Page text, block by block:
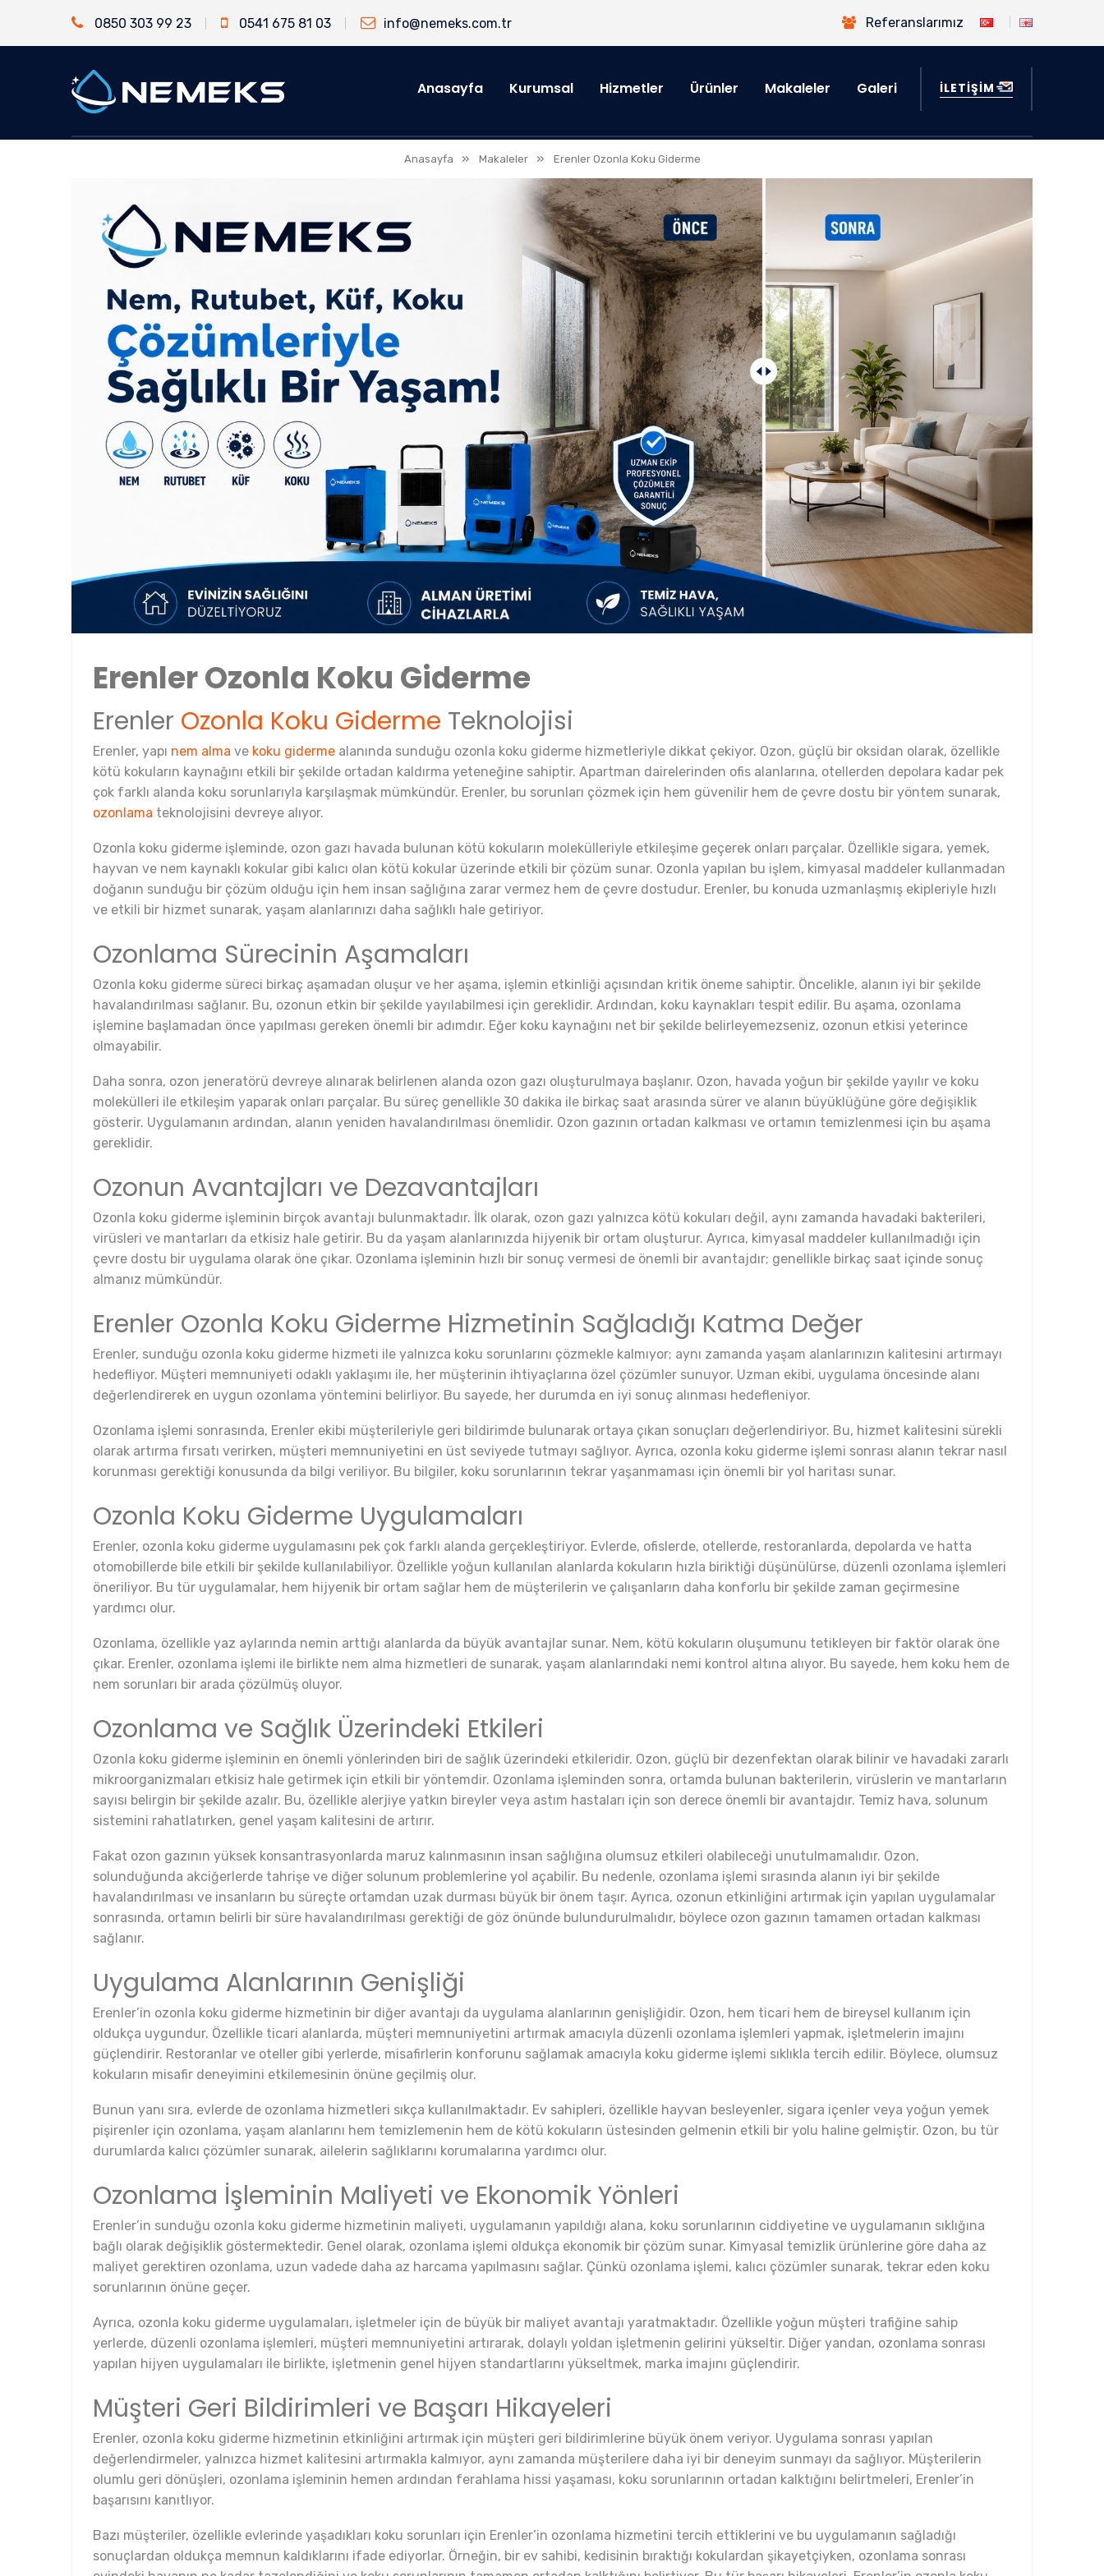
0850 303 99 23 0541 675 81 03 info@nemeks.com.tr Referanslarımız
Anasayfa Kurumsal Hizmetler Ürünler Makaleler Galeri İLETİŞİM
Anasayfa » Makaleler » Erenler Ozonla Koku Giderme
Erenler Ozonla Koku Giderme
Erenler Ozonla Koku Giderme Teknolojisi
Erenler, yapı nem alma ve koku giderme alanında sunduğu ozonla koku giderme hizmetleriyle dikkat çekiyor. Ozon, güçlü bir oksidan olarak, özellikle
kötü kokuların kaynağını etkili bir şekilde ortadan kaldırma yeteneğine sahiptir. Apartman dairelerinden ofis alanlarına, otellerden depolara kadar pek
çok farklı alanda koku sorunlarıyla karşılaşmak mümkündür. Erenler, bu sorunları çözmek için hem güvenilir hem de çevre dostu bir yöntem sunarak,
ozonlama teknolojisini devreye alıyor.
Ozonla koku giderme işleminde, ozon gazı havada bulunan kötü kokuların molekülleriyle etkileşime geçerek onları parçalar. Özellikle sigara, yemek,
hayvan ve nem kaynaklı kokular gibi kalıcı olan kötü kokular üzerinde etkili bir çözüm sunar. Ozonla yapılan bu işlem, kimyasal maddeler kullanmadan
doğanın sunduğu bir çözüm olduğu için hem insan sağlığına zarar vermez hem de çevre dostudur. Erenler, bu konuda uzmanlaşmış ekipleriyle hızlı
ve etkili bir hizmet sunarak, yaşam alanlarınızı daha sağlıklı hale getiriyor.
Ozonlama Sürecinin Aşamaları
Ozonla koku giderme süreci birkaç aşamadan oluşur ve her aşama, işlemin etkinliği açısından kritik öneme sahiptir. Öncelikle, alanın iyi bir şekilde
havalandırılması sağlanır. Bu, ozonun etkin bir şekilde yayılabilmesi için gereklidir. Ardından, koku kaynakları tespit edilir. Bu aşama, ozonlama
işlemine başlamadan önce yapılması gereken önemli bir adımdır. Eğer koku kaynağını net bir şekilde belirleyemezseniz, ozonun etkisi yeterince
olmayabilir.
Daha sonra, ozon jeneratörü devreye alınarak belirlenen alanda ozon gazı oluşturulmaya başlanır. Ozon, havada yoğun bir şekilde yayılır ve koku
molekülleri ile etkileşim yaparak onları parçalar. Bu süreç genellikle 30 dakika ile birkaç saat arasında sürer ve alanın büyüklüğüne göre değişiklik
gösterir. Uygulamanın ardından, alanın yeniden havalandırılması önemlidir. Ozon gazının ortadan kalkması ve ortamın temizlenmesi için bu aşama
gereklidir.
Ozonun Avantajları ve Dezavantajları
Ozonla koku giderme işleminin birçok avantajı bulunmaktadır. İlk olarak, ozon gazı yalnızca kötü kokuları değil, aynı zamanda havadaki bakterileri,
virüsleri ve mantarları da etkisiz hale getirir. Bu da yaşam alanlarınızda hijyenik bir ortam oluşturur. Ayrıca, kimyasal maddeler kullanılmadığı için
çevre dostu bir uygulama olarak öne çıkar. Ozonlama işleminin hızlı bir sonuç vermesi de önemli bir avantajdır; genellikle birkaç saat içinde sonuç
almanız mümkündür.
Erenler Ozonla Koku Giderme Hizmetinin Sağladığı Katma Değer
Erenler, sunduğu ozonla koku giderme hizmeti ile yalnızca koku sorunlarını çözmekle kalmıyor; aynı zamanda yaşam alanlarınızın kalitesini artırmayı
hedefliyor. Müşteri memnuniyeti odaklı yaklaşımı ile, her müşterinin ihtiyaçlarına özel çözümler sunuyor. Uzman ekibi, uygulama öncesinde alanı
değerlendirerek en uygun ozonlama yöntemini belirliyor. Bu sayede, her durumda en iyi sonuç alınması hedefleniyor.
Ozonlama işlemi sonrasında, Erenler ekibi müşterileriyle geri bildirimde bulunarak ortaya çıkan sonuçları değerlendiriyor. Bu, hizmet kalitesini sürekli
olarak artırma fırsatı verirken, müşteri memnuniyetini en üst seviyede tutmayı sağlıyor. Ayrıca, ozonla koku giderme işlemi sonrası alanın tekrar nasıl
korunması gerektiği konusunda da bilgi veriliyor. Bu bilgiler, koku sorunlarının tekrar yaşanmaması için önemli bir yol haritası sunar.
Ozonla Koku Giderme Uygulamaları
Erenler, ozonla koku giderme uygulamasını pek çok farklı alanda gerçekleştiriyor. Evlerde, ofislerde, otellerde, restoranlarda, depolarda ve hatta
otomobillerde bile etkili bir şekilde kullanılabiliyor. Özellikle yoğun kullanılan alanlarda kokuların hızla biriktiği düşünülürse, düzenli ozonlama işlemleri
öneriliyor. Bu tür uygulamalar, hem hijyenik bir ortam sağlar hem de müşterilerin ve çalışanların daha konforlu bir şekilde zaman geçirmesine
yardımcı olur.
Ozonlama, özellikle yaz aylarında nemin arttığı alanlarda da büyük avantajlar sunar. Nem, kötü kokuların oluşumunu tetikleyen bir faktör olarak öne
çıkar. Erenler, ozonlama işlemi ile birlikte nem alma hizmetleri de sunarak, yaşam alanlarındaki nemi kontrol altına alıyor. Bu sayede, hem koku hem de
nem sorunları bir arada çözülmüş oluyor.
Ozonlama ve Sağlık Üzerindeki Etkileri
Ozonla koku giderme işleminin en önemli yönlerinden biri de sağlık üzerindeki etkileridir. Ozon, güçlü bir dezenfektan olarak bilinir ve havadaki zararlı
mikroorganizmaları etkisiz hale getirmek için etkili bir yöntemdir. Ozonlama işleminden sonra, ortamda bulunan bakterilerin, virüslerin ve mantarların
sayısı belirgin bir şekilde azalır. Bu, özellikle alerjiye yatkın bireyler veya astım hastaları için son derece önemli bir avantajdır. Temiz hava, solunum
sistemini rahatlatırken, genel yaşam kalitesini de artırır.
Fakat ozon gazının yüksek konsantrasyonlarda maruz kalınmasının insan sağlığına olumsuz etkileri olabileceği unutulmamalıdır. Ozon,
solunduğunda akciğerlerde tahrişe ve diğer solunum problemlerine yol açabilir. Bu nedenle, ozonlama işlemi sırasında alanın iyi bir şekilde
havalandırılması ve insanların bu süreçte ortamdan uzak durması büyük bir önem taşır. Ayrıca, ozonun etkinliğini artırmak için yapılan uygulamalar
sonrasında, ortamın belirli bir süre havalandırılması gerektiği de göz önünde bulundurulmalıdır, böylece ozon gazının tamamen ortadan kalkması
sağlanır.
Uygulama Alanlarının Genişliği
Erenler’in ozonla koku giderme hizmetinin bir diğer avantajı da uygulama alanlarının genişliğidir. Ozon, hem ticari hem de bireysel kullanım için
oldukça uygundur. Özellikle ticari alanlarda, müşteri memnuniyetini artırmak amacıyla düzenli ozonlama işlemleri yapmak, işletmelerin imajını
güçlendirir. Restoranlar ve oteller gibi yerlerde, misafirlerin konforunu sağlamak amacıyla koku giderme işlemi sıklıkla tercih edilir. Böylece, olumsuz
kokuların misafir deneyimini etkilemesinin önüne geçilmiş olur.
Bunun yanı sıra, evlerde de ozonlama hizmetleri sıkça kullanılmaktadır. Ev sahipleri, özellikle hayvan besleyenler, sigara içenler veya yoğun yemek
pişirenler için ozonlama, yaşam alanlarını hem temizlemenin hem de kötü kokuların üstesinden gelmenin etkili bir yolu haline gelmiştir. Ozon, bu tür
durumlarda kalıcı çözümler sunarak, ailelerin sağlıklarını korumalarına yardımcı olur.
Ozonlama İşleminin Maliyeti ve Ekonomik Yönleri
Erenler’in sunduğu ozonla koku giderme hizmetinin maliyeti, uygulamanın yapıldığı alana, koku sorunlarının ciddiyetine ve uygulamanın sıklığına
bağlı olarak değişiklik göstermektedir. Genel olarak, ozonlama işlemi oldukça ekonomik bir çözüm sunar. Kimyasal temizlik ürünlerine göre daha az
maliyet gerektiren ozonlama, uzun vadede daha az harcama yapılmasını sağlar. Çünkü ozonlama işlemi, kalıcı çözümler sunarak, tekrar eden koku
sorunlarının önüne geçer.
Ayrıca, ozonla koku giderme uygulamaları, işletmeler için de büyük bir maliyet avantajı yaratmaktadır. Özellikle yoğun müşteri trafiğine sahip
yerlerde, düzenli ozonlama işlemleri, müşteri memnuniyetini artırarak, dolaylı yoldan işletmenin gelirini yükseltir. Diğer yandan, ozonlama sonrası
yapılan hijyen uygulamaları ile birlikte, işletmenin genel hijyen standartlarını yükseltmek, marka imajını güçlendirir.
Müşteri Geri Bildirimleri ve Başarı Hikayeleri
Erenler, ozonla koku giderme hizmetinin etkinliğini artırmak için müşteri geri bildirimlerine büyük önem veriyor. Uygulama sonrası yapılan
değerlendirmeler, yalnızca hizmet kalitesini artırmakla kalmıyor, aynı zamanda müşterilere daha iyi bir deneyim sunmayı da sağlıyor. Müşterilerin
olumlu geri dönüşleri, ozonlama işleminin hemen ardından ferahlama hissi yaşaması, koku sorunlarının ortadan kalktığını belirtmeleri, Erenler’in
başarısını kanıtlıyor.
Bazı müşteriler, özellikle evlerinde yaşadıkları koku sorunları için Erenler’in ozonlama hizmetini tercih ettiklerini ve bu uygulamanın sağladığı
sonuçlardan oldukça memnun kaldıklarını ifade ediyorlar. Örneğin, bir ev sahibi, kedisinin bıraktığı kokulardan şikayetçiyken, ozonlama sonrası